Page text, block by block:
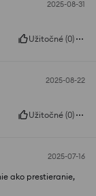
2025-08-31
Užitočné (0)
2025-08-22
Užitočné (0)
2025-07-16
ako prestieranie,